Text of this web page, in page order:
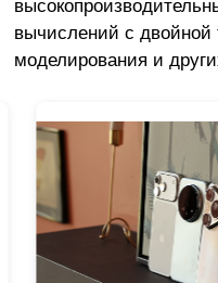
вычислений с двойной
моделирования и